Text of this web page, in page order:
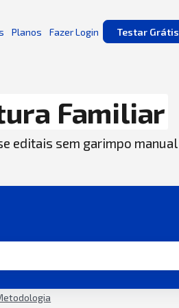
Planos Fazer Login Testar Grátis
Familiar
editais sem garimpo manual